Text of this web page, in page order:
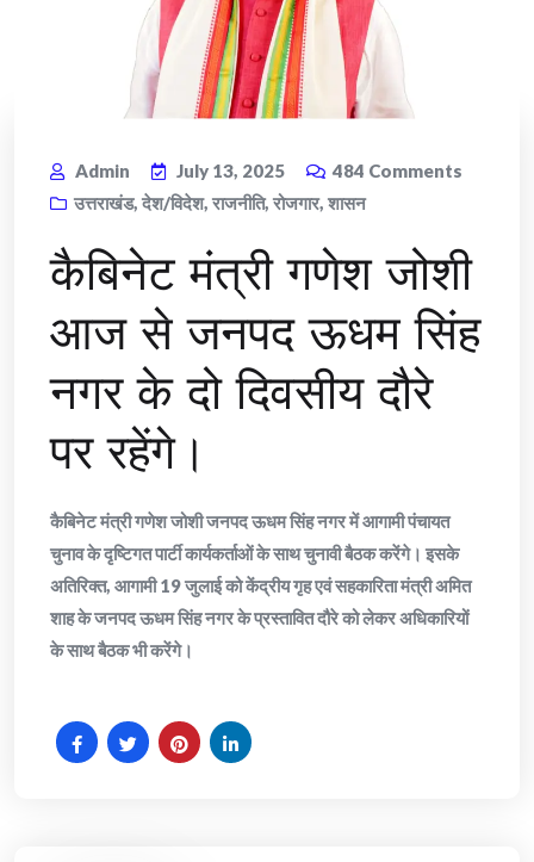
Admin July 13, 2025 484 Comments
उत्तराखंड, देश/विदेश, राजनीति, रोजगार, शासन
कैबिनेट मंत्री गणेश जोशी
आज से जनपद ऊधम सिंह
नगर के दो दिवसीय दौरे
पर रहेंगे।
कैबिनेट मंत्री गणेश जोशी जनपद ऊधम सिंह नगर में आगामी पंचायत
चुनाव के दृष्टिगत पार्टी कार्यकर्ताओं के साथ चुनावी बैठक करेंगे। इसके
अतिरिक्त, आगामी 19 जुलाई को केंद्रीय गृह एवं सहकारिता मंत्री अमित
शाह के जनपद ऊधम सिंह नगर के प्रस्तावित दौरे को लेकर अधिकारियों
के साथ बैठक भी करेंगे।